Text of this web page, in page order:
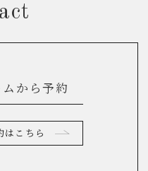
から予約
はこちら